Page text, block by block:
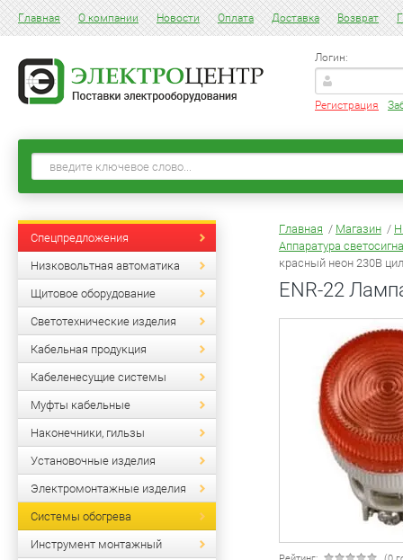
Главная О компании Новости Оплата Доставка Возврат
Логин:
Регистрация
Спецпредложения
Низковольтная автоматика
Щитовое оборудование
Светотехнические изделия
Кабельная продукция
Кабеленесущие системы
Муфты кабельные
Наконечники, гильзы
Установочные изделия
Электромонтажные изделия
Системы обогрева
Инструмент монтажный
Главная / Магазин /
Аппаратура
красный неон 230В
ENR-22